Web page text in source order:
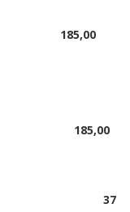
37